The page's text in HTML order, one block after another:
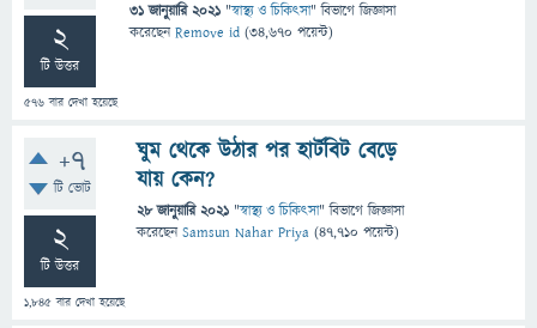
2
টি উত্তর
576 বার দেখা হয়েছে
31 জানুয়ারি 2021 "স্বাস্থ্য ও চিকিৎসা" বিভাগে জিজ্ঞাসা
করেছেনRemove id (34,670 পয়েন্ট)
+7
টি ভোট
2
টি উত্তর
1,845 বার দেখা হয়েছে
ঘুম থেকে উঠার পর হার্টবিট বেড়ে
যায় কেন?
28 জানুয়ারি 2021 "স্বাস্থ্য ও চিকিৎসা" বিভাগে জিজ্ঞাসা
করেছেনSamsun Nahar Priya (47,710 পয়েন্ট)